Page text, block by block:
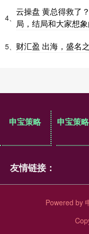
4、
云操盘 黄总得救了
局，结局和大家想
5、 财汇盈 出海，盛名
申宝策略 申宝策
友情链接：
Powered by